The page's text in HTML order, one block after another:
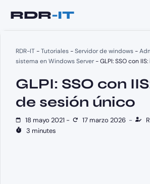
RDR-IT-Tutoriales-Servidor de windows-
sistema en Windows Server-GLPI: SSO con
GLPI: SSO con
de sesión único
18 mayo 2021 - 17 marzo 2026 -
3 minutes